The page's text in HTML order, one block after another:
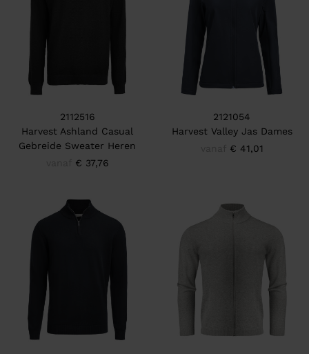
2112516
Harvest Ashland Casual
Gebreide Sweater Heren
€ 37,76
2121054
Harvest Valley Jas Dames
€ 41,01